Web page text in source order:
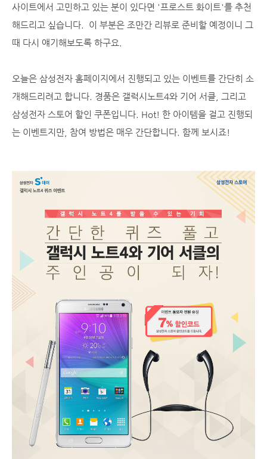
사이트에서 고민하고 있는 분이 있다면 '프로스트 화이트'를 추천
해드리고 싶습니다. 이 부분은 조만간 리뷰로 준비할 예정이니 그
때 다시 얘기해보도록 하구요.
오늘은 삼성전자 홈페이지에서 진행되고 있는 이벤트를 간단히 소
개해드리려고 합니다. 경품은 갤럭시노트4와 기어 서클, 그리고
삼성전자 스토어 할인 쿠폰입니다. Hot! 한 아이템을 걸고 진행되
는 이벤트지만, 참여 방법은 매우 간단합니다. 함께 보시죠!